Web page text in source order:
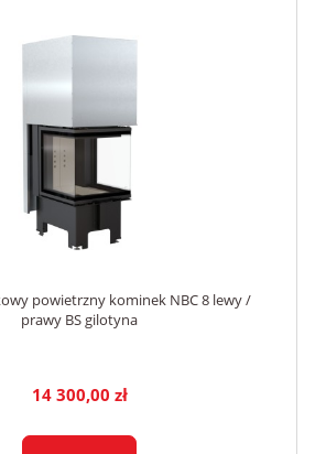
powietrzny kominek NBC 8 lewy /
prawy BS gilotyna
14 300,00 zł